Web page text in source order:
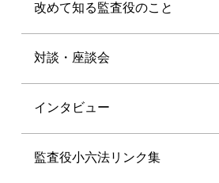
改めて知る監査役のこと
対談・座談会
インタビュー
監査役小六法リンク集